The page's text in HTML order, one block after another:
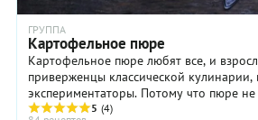
ГРУППА
Картофельное пюре
Картофельное пюре любят все, и
приверженцы классической
экспериментаторы. Потому что пюре не
универсальный гарнир, но и основа
5 (4)